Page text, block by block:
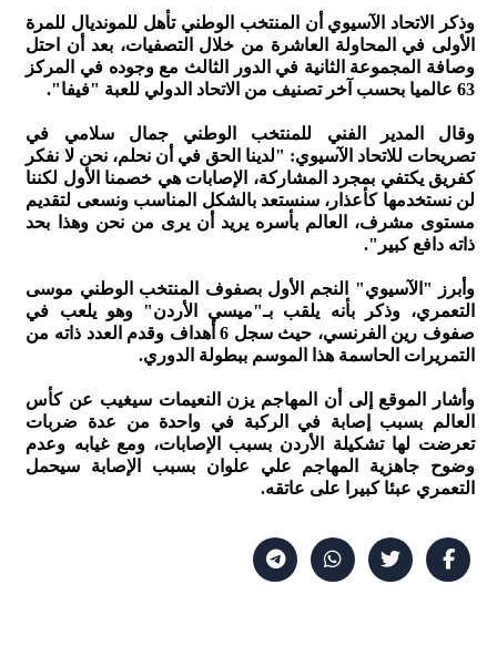
وذكر الاتحاد الآسيوي أن المنتخب الوطني تأهل للمونديال للمرة
الأولى في المحاولة العاشرة من خلال التصفيات، بعد أن احتل
وصافة المجموعة الثانية في الدور الثالث مع وجوده في المركز
63 عالميا بحسب آخر تصنيف من الاتحاد الدولي للعبة "فيفا".
وقال المدير الفني للمنتخب الوطني جمال سلامي في
تصريحات للاتحاد الآسيوي: "لدينا الحق في أن نحلم، نحن لا نفكر
كفريق يكتفي بمجرد المشاركة، الإصابات هي خصمنا الأول لكننا
لن نستخدمها كأعذار، سنستعد بالشكل المناسب ونسعى لتقديم
مستوى مشرف، العالم بأسره يريد أن يرى من نحن وهذا بحد
ذاته دافع كبير".
وأبرز "الآسيوي" النجم الأول بصفوف المنتخب الوطني موسى
التعمري، وذكر بأنه يلقب بـ"ميسي الأردن" وهو يلعب في
صفوف رين الفرنسي، حيث سجل 6 أهداف وقدم العدد ذاته من
التمريرات الحاسمة هذا الموسم ببطولة الدوري.
وأشار الموقع إلى أن المهاجم يزن النعيمات سيغيب عن كأس
العالم بسبب إصابة في الركبة في واحدة من عدة ضربات
تعرضت لها تشكيلة الأردن بسبب الإصابات، ومع غيابه وعدم
وضوح جاهزية المهاجم علي علوان بسبب الإصابة سيحمل
التعمري عبئا كبيرا على عاتقه.